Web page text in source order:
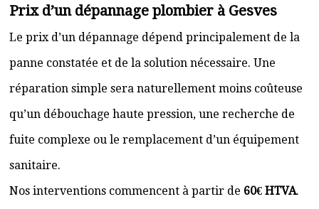
Prix d’un dépannage plombier à Gesves
Le prix d’un dépannage dépend principalement de la
panne constatée et de la solution nécessaire. Une
réparation simple sera naturellement moins coûteuse
qu’un débouchage haute pression, une recherche de
fuite complexe ou le remplacement d’un équipement
sanitaire.
Nos interventions commencent à partir de 60€ HTVA.